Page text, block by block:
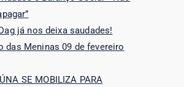
já nos deixa saudades!
das Meninas 09 de fevereiro
SE MOBILIZA PARA